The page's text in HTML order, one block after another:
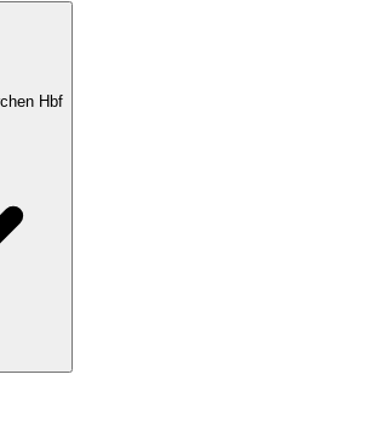
Hbf